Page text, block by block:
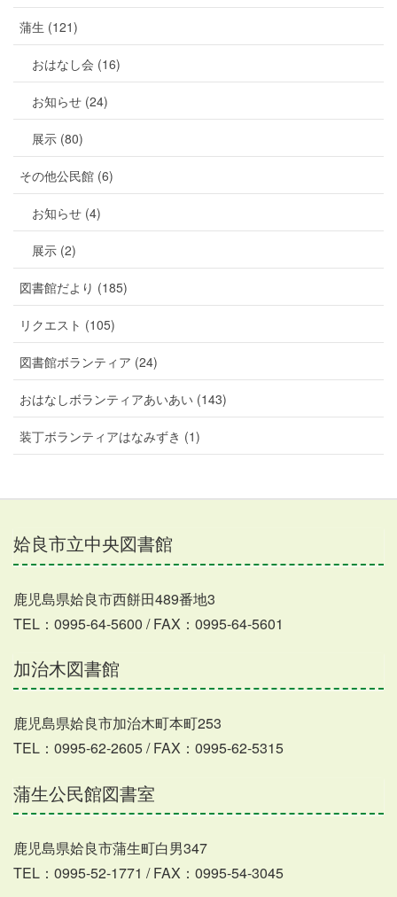
蒲生 (121)
おはなし会 (16)
お知らせ (24)
展示 (80)
その他公民館 (6)
お知らせ (4)
展示 (2)
図書館だより (185)
リクエスト (105)
図書館ボランティア (24)
おはなしボランティアあいあい (143)
装丁ボランティアはなみずき (1)
姶良市立中央図書館
鹿児島県姶良市西餅田489番地3
TEL：0995-64-5600 / FAX：0995-64-5601
加治木図書館
鹿児島県姶良市加治木町本町253
TEL：0995-62-2605 / FAX：0995-62-5315
蒲生公民館図書室
鹿児島県姶良市蒲生町白男347
TEL：0995-52-1771 / FAX：0995-54-3045